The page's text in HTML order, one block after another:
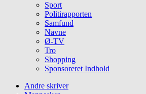
Sport
Politirapporten
Samfund
Navne
Ø-TV
Tro
Shopping
Sponsoreret Indhold
Andre skriver